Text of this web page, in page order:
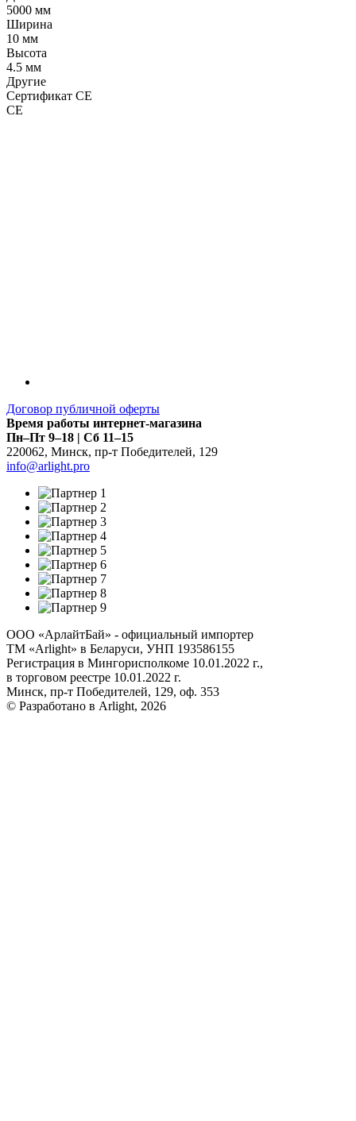
5000 мм
Ширина
10 мм
Высота
4.5 мм
Другие
Сертификат CE
CE
Договор публичной оферты
Время работы интернет-магазина
Пн–Пт 9–18 | Сб 11–15
220062, Минск, пр-т Победителей, 129
info@arlight.pro
ООО «АрлайтБай» - официальный импортер
ТМ «Arlight» в Беларуси, УНП 193586155
Регистрация в Мингорисполкоме 10.01.2022 г.,
в торговом реестре 10.01.2022 г.
Минск, пр-т Победителей, 129, оф. 353
© Разработано в Arlight, 2026